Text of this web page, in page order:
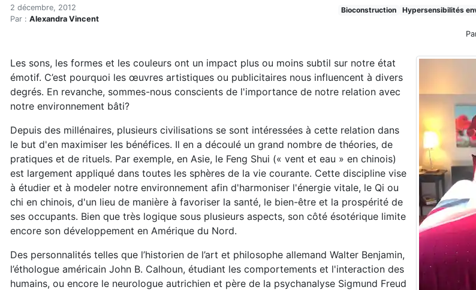
Accueil
Articles
Le design thérapeutique
Le design thérapeutique
2 décembre, 2012
Par : Alexandra Vincent
Bioconstruction Hypersensibilités
Les sons, les formes et les couleurs ont un impact plus ou moins subtil sur notre état
émotif. C’est pourquoi les œuvres artistiques ou publicitaires nous influencent à divers
degrés. En revanche, sommes-nous conscients de l'importance de notre relation avec
notre environnement bâti?
Depuis des millénaires, plusieurs civilisations se sont intéressées à cette relation dans
le but d'en maximiser les bénéfices. Il en a découlé un grand nombre de théories, de
pratiques et de rituels. Par exemple, en Asie, le Feng Shui (« vent et eau » en chinois)
est largement appliqué dans toutes les sphères de la vie courante. Cette discipline vise
à étudier et à modeler notre environnement afin d'harmoniser l'énergie vitale, le Qi ou
chi en chinois, d'un lieu de manière à favoriser la santé, le bien-être et la prospérité de
ses occupants. Bien que très logique sous plusieurs aspects, son côté ésotérique limite
encore son développement en Amérique du Nord.
Des personnalités telles que l’historien de l’art et philosophe allemand Walter Benjamin,
l’éthologue américain John B. Calhoun, étudiant les comportements et l'interaction des
humains, ou encore le neurologue autrichien et père de la psychanalyse Sigmund Freud